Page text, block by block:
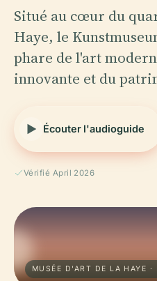
Situé au cœur du
Haye, le
phare de l'art
innovante et du
Écouter l'audioguide
Vérifié April 2026
MUSÉE D'ART DE LA HAYE ·